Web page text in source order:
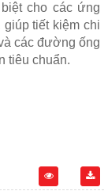
cho các ứng
tiết kiệm chi
các đường ống
tiêu chuẩn.